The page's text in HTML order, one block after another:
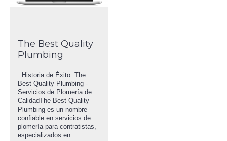
The Best Quality
Plumbing
Historia de Éxito: The
Best Quality Plumbing -
Servicios de Plomería de
CalidadThe Best Quality
Plumbing es un nombre
confiable en servicios de
plomería para contratistas,
especializados en...